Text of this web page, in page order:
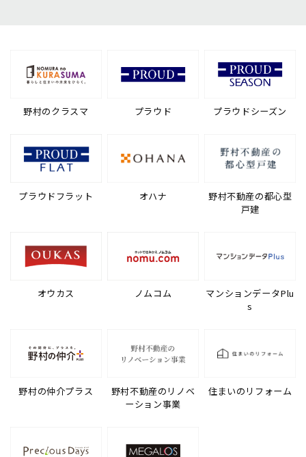
野村のクラスマ プラウド プラウドシーズン
プラウドフラット オハナ
野村不動産の都心型
戸建
オウカス ノムコム
マンションデータPlu
s
野村の仲介プラス
野村不動産のリノベ
ーション事業
住まいのリフォーム